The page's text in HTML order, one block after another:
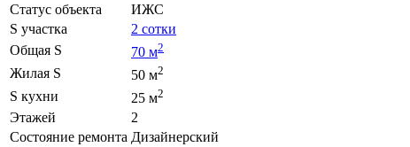
Статус объекта
ИЖС
S участка
2 сотки
Общая S
70 м2
Жилая S 50 м2
S кухни 25 м2
Этажей
2
Состояние ремонта Дизайнерский